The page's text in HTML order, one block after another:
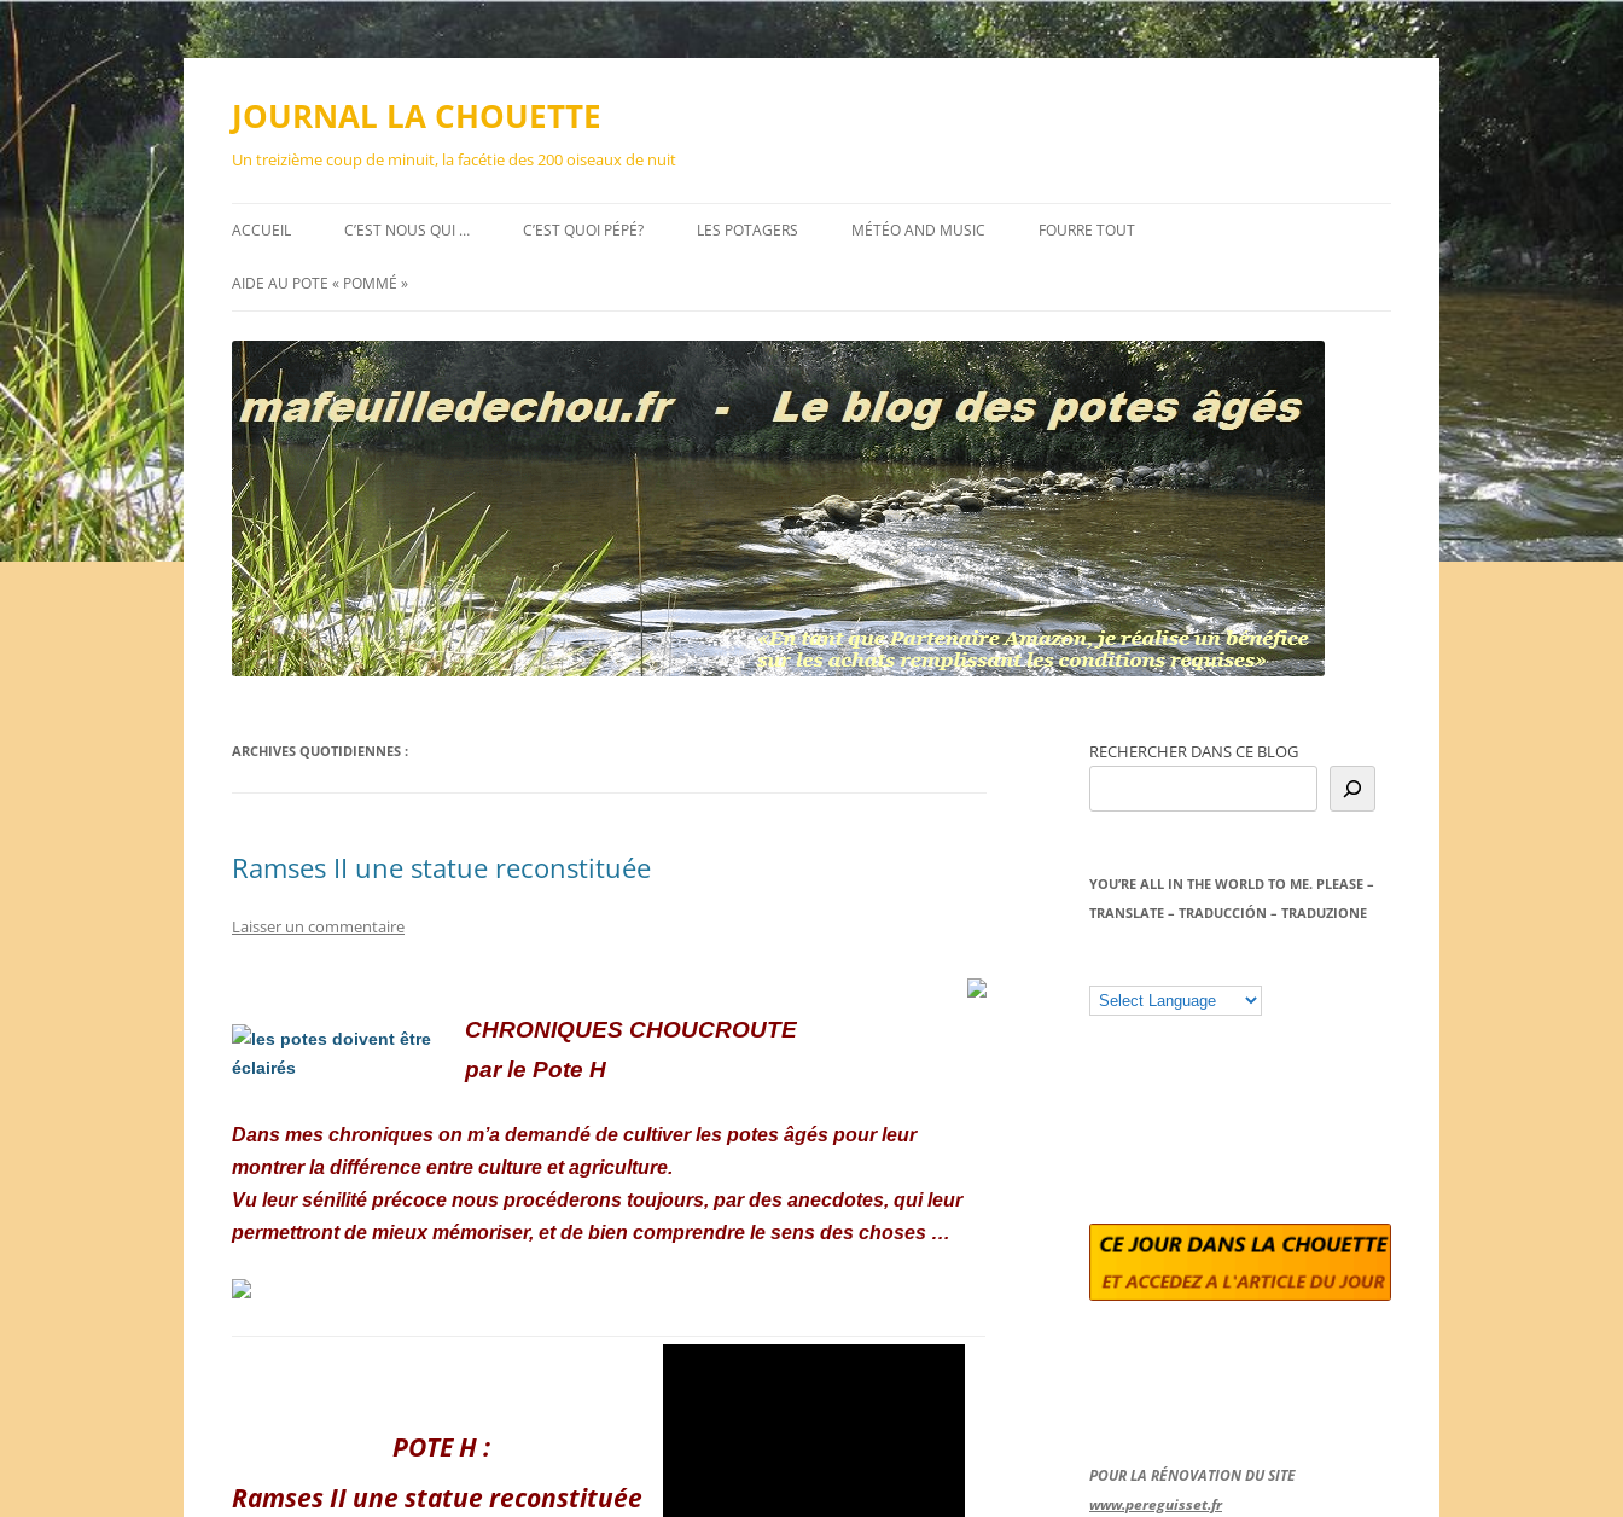
Aller
JOURNAL LA CHOUETTE
Un treizième coup de minuit, la facétie des 200 oiseaux de nuit
ACCUEIL C’EST NOUS QUI … C’EST QUOI PÉPÉ? LES POTAGERS MÉTÉO AND MUSIC FOURRE TOUT
AIDE AU POTE « POMMÉ »
ARCHIVES QUOTIDIENNES :
Ramses II une statue reconstituée
Laisser un commentaire
CHRONIQUES CHOUCROUTE
par le Pote H
Dans mes chroniques on m’a demandé de cultiver les potes âgés pour leur
montrer la différence entre culture et agriculture.
Vu leur sénilité précoce nous procéderons toujours, par des anecdotes, qui leur
permettront de mieux mémoriser, et de bien comprendre le sens des choses …
POTE H :
Ramses II une statue reconstituée
RECHERCHER DANS CE BLOG
YOU’RE ALL IN THE WORLD TO ME. PLEASE –
TRANSLATE – TRADUCCIÓN – TRADUZIONE
POUR LA RÉNOVATION DU SITE
www.pereguisset.fr